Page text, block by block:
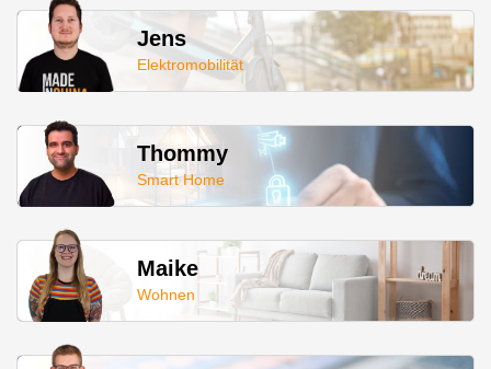
Jens
Elektromobilität
Thommy
Smart Home
Maike
Wohnen